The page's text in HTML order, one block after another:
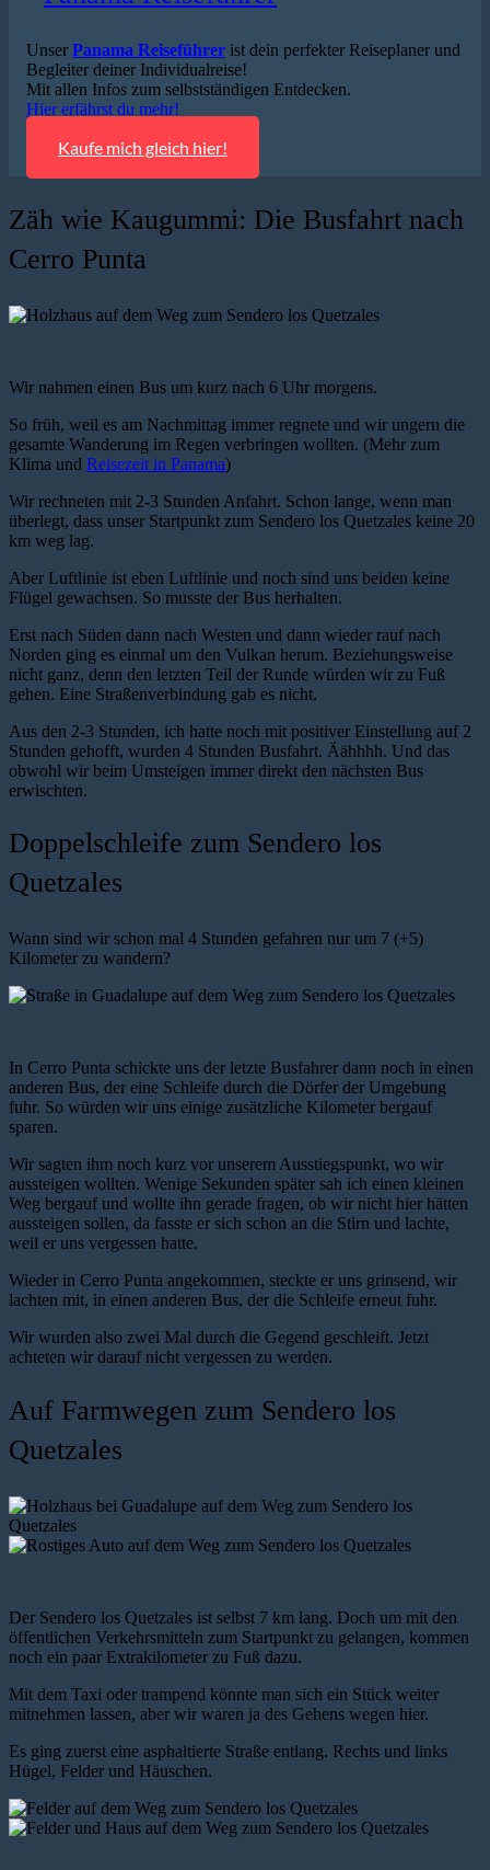
Unser Panama Reiseführer ist dein perfekter Reiseplaner und
Begleiter deiner Individualreise!
Mit allen Infos zum selbstständigen Entdecken.
Hier erfährst du mehr!
Kaufe mich gleich hier!
Zäh wie Kaugummi: Die Busfahrt nach
Cerro Punta
Wir nahmen einen Bus um kurz nach 6 Uhr morgens.
So früh, weil es am Nachmittag immer regnete und wir ungern die
gesamte Wanderung im Regen verbringen wollten. (Mehr zum
Klima und Reisezeit in Panama)
Wir rechneten mit 2-3 Stunden Anfahrt. Schon lange, wenn man
überlegt, dass unser Startpunkt zum Sendero los Quetzales keine 20
km weg lag.
Aber Luftlinie ist eben Luftlinie und noch sind uns beiden keine
Flügel gewachsen. So musste der Bus herhalten.
Erst nach Süden dann nach Westen und dann wieder rauf nach
Norden ging es einmal um den Vulkan herum. Beziehungsweise
nicht ganz, denn den letzten Teil der Runde würden wir zu Fuß
gehen. Eine Straßenverbindung gab es nicht.
Aus den 2-3 Stunden, ich hatte noch mit positiver Einstellung auf 2
Stunden gehofft, wurden 4 Stunden Busfahrt. Äähhhh. Und das
obwohl wir beim Umsteigen immer direkt den nächsten Bus
erwischten.
Doppelschleife zum Sendero los
Quetzales
Wann sind wir schon mal 4 Stunden gefahren nur um 7 (+5)
Kilometer zu wandern?
In Cerro Punta schickte uns der letzte Busfahrer dann noch in einen
anderen Bus, der eine Schleife durch die Dörfer der Umgebung
fuhr. So würden wir uns einige zusätzliche Kilometer bergauf
sparen.
Wir sagten ihm noch kurz vor unserem Ausstiegspunkt, wo wir
aussteigen wollten. Wenige Sekunden später sah ich einen kleinen
Weg bergauf und wollte ihn gerade fragen, ob wir nicht hier hätten
aussteigen sollen, da fasste er sich schon an die Stirn und lachte,
weil er uns vergessen hatte.
Wieder in Cerro Punta angekommen, steckte er uns grinsend, wir
lachten mit, in einen anderen Bus, der die Schleife erneut fuhr.
Wir wurden also zwei Mal durch die Gegend geschleift. Jetzt
achteten wir darauf nicht vergessen zu werden.
Auf Farmwegen zum Sendero los
Quetzales
Der Sendero los Quetzales ist selbst 7 km lang. Doch um mit den
öffentlichen Verkehrsmitteln zum Startpunkt zu gelangen, kommen
noch ein paar Extrakilometer zu Fuß dazu.
Mit dem Taxi oder trampend könnte man sich ein Stück weiter
mitnehmen lassen, aber wir waren ja des Gehens wegen hier.
Es ging zuerst eine asphaltierte Straße entlang. Rechts und links
Hügel, Felder und Häuschen.